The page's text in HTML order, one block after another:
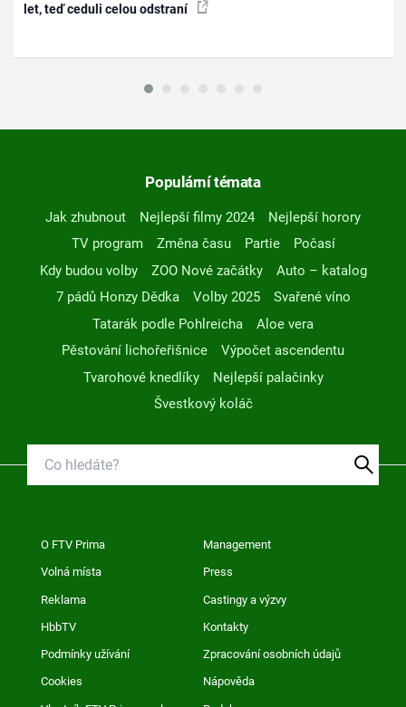
let, teď ceduli celou odstraní
Populární témata
Jak zhubnout Nejlepší filmy 2024
Nejlepší horory
TV program
Změna času Partie
Počasí
Kdy budou volby
ZOO Nové začátky
Auto – katalog
7 pádů Honzy Dědka
Volby 2025
Svařené víno
Tatarák podle Pohlreicha
Aloe vera
Pěstování lichořeřišnice
Výpočet ascendentu
Tvarohové knedlíky
Nejlepší palačinky
Švestkový koláč
O FTV Prima Management
Volná místa Press
Reklama Castingy a výzvy
HbbTV Kontakty
Podmínky užívání Zpracování osobních údajů
Cookies Nápověda